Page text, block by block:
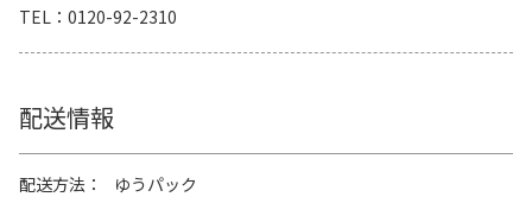
TEL
0120-92-2310
配送情報
配送方法
ゆうパック